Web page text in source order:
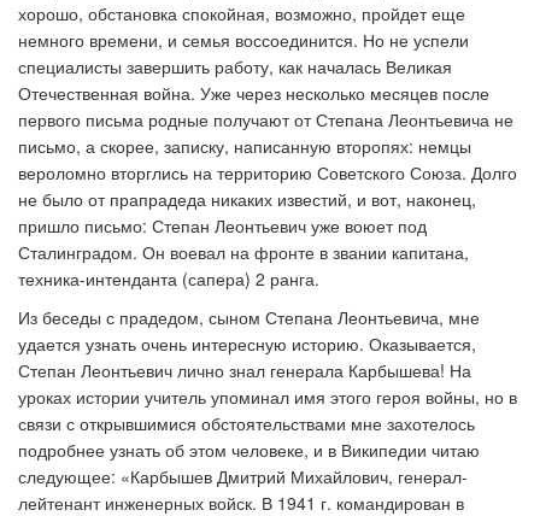
хорошо, обстановка спокойная, возможно, пройдет еще
немного времени, и семья воссоединится. Но не успели
специалисты завершить работу, как началась Великая
Отечественная война. Уже через несколько месяцев после
первого письма родные получают от Степана Леонтьевича не
письмо, а скорее, записку, написанную второпях: немцы
вероломно вторглись на территорию Советского Союза. Долго
не было от прапрадеда никаких известий, и вот, наконец,
пришло письмо: Степан Леонтьевич уже воюет под
Сталинградом. Он воевал на фронте в звании капитана,
техника-интенданта (сапера) 2 ранга.
Из беседы с прадедом, сыном Степана Леонтьевича, мне
удается узнать очень интересную историю. Оказывается,
Степан Леонтьевич лично знал генерала Карбышева! На
уроках истории учитель упоминал имя этого героя войны, но в
связи с открывшимися обстоятельствами мне захотелось
подробнее узнать об этом человеке, и в Википедии читаю
следующее: «Карбышев Дмитрий Михайлович, генерал-
лейтенант инженерных войск. В 1941 г. командирован в